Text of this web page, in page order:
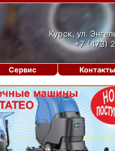
Курск, ул.
+7 (473)
Сервис Контакты